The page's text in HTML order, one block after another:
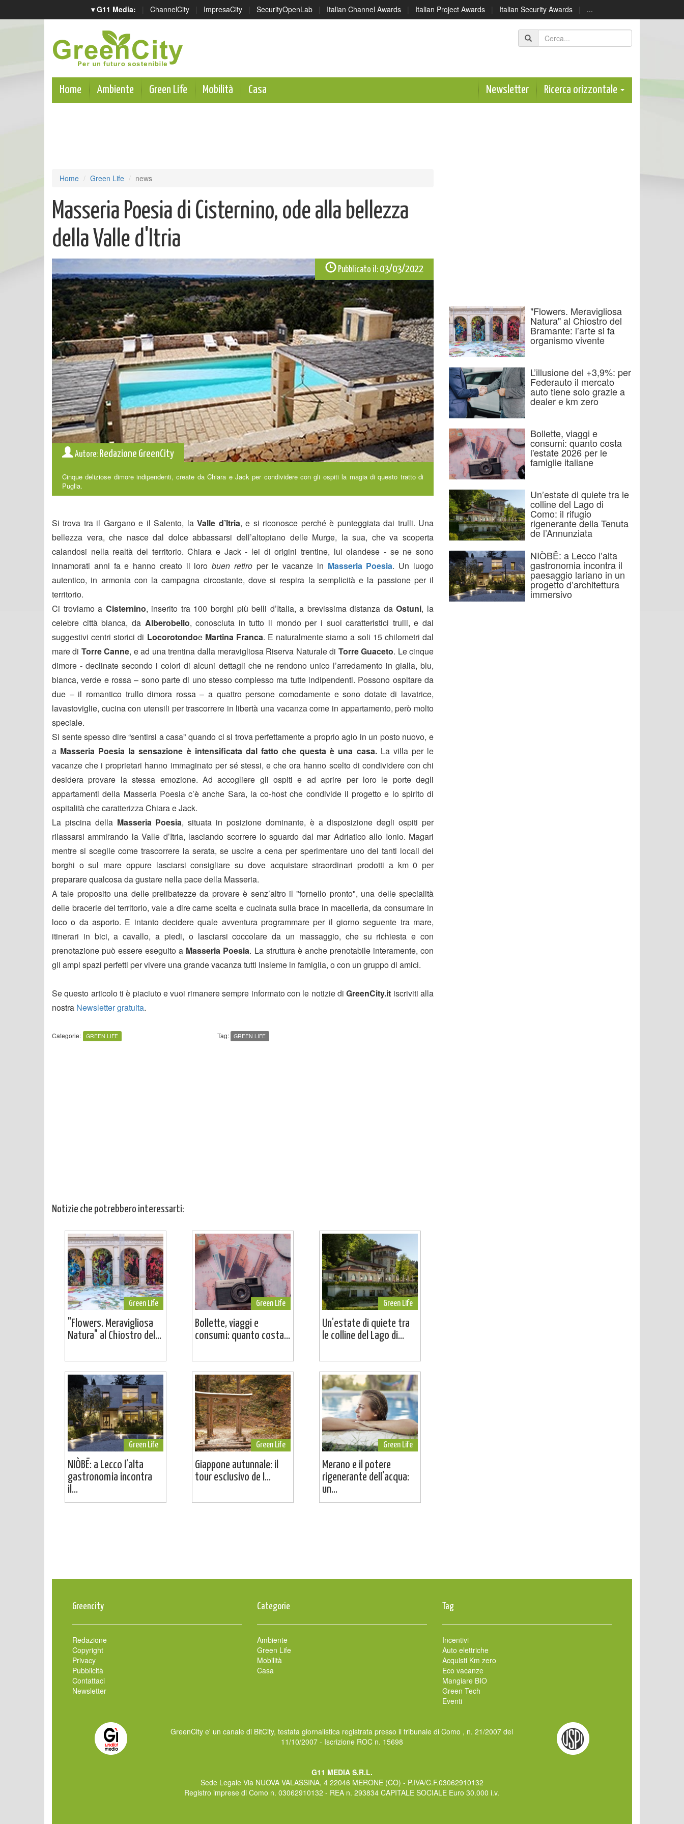
▾ G11 Media: | ChannelCity | ImpresaCity | SecurityOpenLab | Italian Channel Awards | Italian Project Awards | Italian Security Awards | ...
Home Ambiente Green Life Mobilità Casa Newsletter Ricerca orizzontale
Home Green Life news
Masseria Poesia di Cisternino, ode alla bellezza
della Valle d'Itria
Pubblicato il: 03/03/2022
Autore: Redazione GreenCity
Cinque deliziose dimore indipendenti, create da Chiara e Jack per condividere con gli ospiti la magia di questo tratto di
Puglia.
Si trova tra il Gargano e il Salento, laValle d’Itria, e si riconosce perché è punteggiata dai trulli. Una
bellezza vera, che nasce dal dolce abbassarsi dell’altopiano delle Murge, la sua, che va scoperta
calandosi nella realtà del territorio. Chiara e Jack - lei di origini trentine, lui olandese - se ne sono
innamorati anni fa e hanno creato il lorobuen retiroper le vacanze in Masseria Poesia. Un luogo
autentico, in armonia con la campagna circostante, dove si respira la semplicità e la passione per il
territorio.
Ci troviamo a Cisternino, inserito tra 100 borghi più belli d’Italia, a brevissima distanza daOstuni, la
celebre città bianca, da Alberobello, conosciuta in tutto il mondo per i suoi caratteristici trulli, e dai
suggestivi centri storici di Locorotondoe Martina Franca. E naturalmente siamo a soli 15 chilometri dal
mare di Torre Canne, e ad una trentina dalla meravigliosa Riserva Naturale di Torre Guaceto. Le cinque
dimore - declinate secondo i colori di alcuni dettagli che ne rendono unico l’arredamento in gialla, blu,
bianca, verde e rossa – sono parte di uno stesso complesso ma tutte indipendenti. Possono ospitare da
due – il romantico trullo dimora rossa – a quattro persone comodamente e sono dotate di lavatrice,
lavastoviglie, cucina con utensili per trascorrere in libertà una vacanza come in appartamento, però molto
speciale.
Si sente spesso dire “sentirsi a casa” quando ci si trova perfettamente a proprio agio in un posto nuovo, e
a Masseria Poesia la sensazione è intensificata dal fatto che questa è una casa. La villa per le
vacanze che i proprietari hanno immaginato per sé stessi, e che ora hanno scelto di condividere con chi
desidera provare la stessa emozione. Ad accogliere gli ospiti e ad aprire per loro le porte degli
appartamenti della Masseria Poesia c’è anche Sara, la co-host che condivide il progetto e lo spirito di
ospitalità che caratterizza Chiara e Jack.
La piscina della Masseria Poesia, situata in posizione dominante, è a disposizione degli ospiti per
rilassarsi ammirando la Valle d’Itria, lasciando scorrere lo sguardo dal mar Adriatico allo Ionio. Magari
mentre si sceglie come trascorrere la serata, se uscire a cena per sperimentare uno dei tanti locali dei
borghi o sul mare oppure lasciarsi consigliare su dove acquistare straordinari prodotti a km 0 per
preparare qualcosa da gustare nella pace della Masseria.
A tale proposito una delle prelibatezze da provare è senz’altro il "fornello pronto", una delle specialità
delle bracerie del territorio, vale a dire carne scelta e cucinata sulla brace in macelleria, da consumare in
loco o da asporto. E intanto decidere quale avventura programmare per il giorno seguente tra mare,
itinerari in bici, a cavallo, a piedi, o lasciarsi coccolare da un massaggio, che su richiesta e con
prenotazione può essere eseguito a Masseria Poesia. La struttura è anche prenotabile interamente, con
gli ampi spazi perfetti per vivere una grande vacanza tutti insieme in famiglia, o con un gruppo di amici.
Se questo articolo ti è piaciuto e vuoi rimanere sempre informato con le notizie diGreenCity.it iscriviti alla
nostra Newsletter gratuita.
Categorie: GREEN LIFE Tag: GREEN LIFE
Notizie che potrebbero interessarti:
Green Life
"Flowers. Meravigliosa
Natura" al Chiostro del...
Green Life
Bollette, viaggi e
consumi: quanto costa...
Green Life
Un’estate di quiete tra
le colline del Lago di...
Green Life
NIÒBĒ: a Lecco l’alta
gastronomia incontra
il...
Green Life
Giappone autunnale: il
tour esclusivo de I...
Green Life
Merano e il potere
rigenerante dell'acqua:
un...
"Flowers. Meravigliosa
Natura" al Chiostro del
Bramante: l’arte si fa
organismo vivente
L’illusione del +3,9%: per
Federauto il mercato
auto tiene solo grazie a
dealer e km zero
Bollette, viaggi e
consumi: quanto costa
l'estate 2026 per le
famiglie italiane
Un’estate di quiete tra le
colline del Lago di
Como: il rifugio
rigenerante della Tenuta
de l’Annunziata
NIÒBĒ: a Lecco l’alta
gastronomia incontra il
paesaggio lariano in un
progetto d’architettura
immersivo
Greencity
Redazione
Copyright
Privacy
Pubblicità
Contattaci
Newsletter
Categorie
Ambiente
Green Life
Mobilità
Casa
Tag
Incentivi
Auto elettriche
Acquisti Km zero
Eco vacanze
Mangiare BIO
Green Tech
Eventi
GreenCity e' un canale di BitCity, testata giornalistica registrata presso il tribunale di Como , n. 21/2007 del
11/10/2007 - Iscrizione ROC n. 15698
G11 MEDIA S.R.L.
Sede Legale Via NUOVA VALASSINA, 4 22046 MERONE (CO) - P.IVA/C.F.03062910132
Registro imprese di Como n. 03062910132 - REA n. 293834 CAPITALE SOCIALE Euro 30.000 i.v.